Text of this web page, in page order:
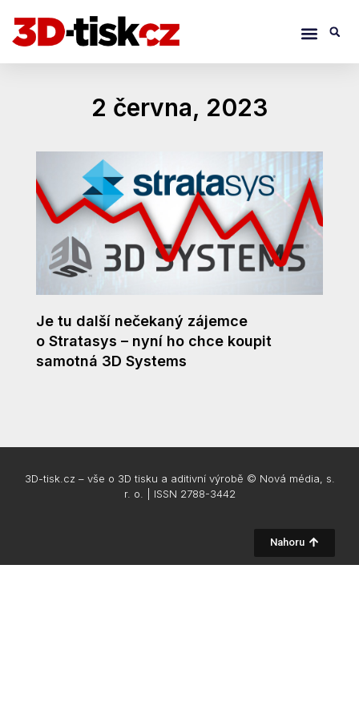
na
obsah
Menu
2 června, 2023
Je tu další nečekaný zájemce
o Stratasys – nyní ho chce koupit
samotná 3D Systems
3D-tisk.cz – vše o 3D tisku a aditivní výrobě © Nová média, s.
r. o. | ISSN 2788-3442
Nahoru